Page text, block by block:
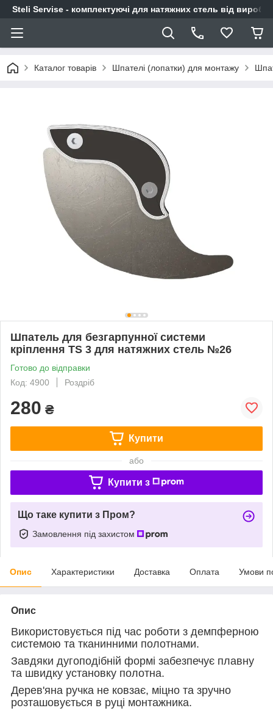
Steli Servise - комплектуючі для натяжних стель від
Каталог товарів Шпателі (лопатки) для монтажу
Шпатель для безгарпунної системи
кріплення TS 3 для натяжних стель №26
Готово до відправки
Код: 4900
Роздріб
280 ₴
Купити
або
Купити з
Що таке купити з Пром?
Замовлення під захистом
Опис Характеристики Доставка Оплата Умови
Опис
Використовується під час роботи з демпферною
системою та тканинними полотнами.
Завдяки дугоподібній формі забезпечує плавну
та швидку установку полотна.
Дерев'яна ручка не ковзає, міцно та зручно
розташовується в руці монтажника.